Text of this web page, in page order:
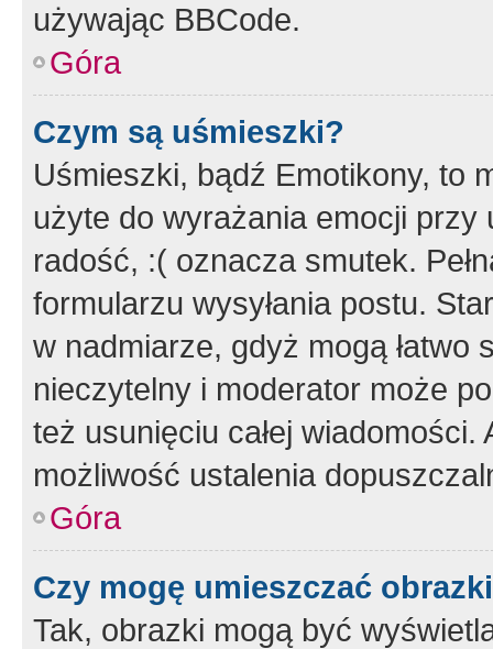
używając BBCode.
Góra
Czym są uśmieszki?
Uśmieszki, bądź Emotikony, to
użyte do wyrażania emocji
radość, :( oznacza smutek.
formularzu wysyłania postu.
w nadmiarze, gdyż mogą
nieczytelny i moderator może
też usunięciu całej
możliwość ustalenia
Góra
Czy mogę umieszczać
Tak, obrazki mogą być